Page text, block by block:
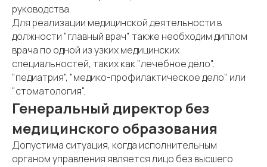
руководства.
Для реализации медицинской деятельности в
должности "главный врач" также необходим диплом
врача по одной из узких медицинских
специальностей, таких как "лечебное дело",
"педиатрия", "медико-профилактическое дело" или
"стоматология".
Генеральный директор без
медицинского образования
Допустима ситуация, когда исполнительным
органом управления является лицо без высшего